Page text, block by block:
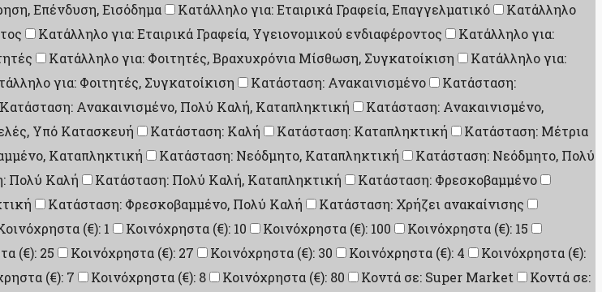
Επένδυση, Εισόδημα Κατάλληλο για: Εταιρικά Γραφεία, Επαγγελματικό
Κατάλληλο
Κατάλληλο για: Εταιρικά Γραφεία, Υγειονομικού ενδιαφέροντος
Κατάλληλο για:
Κατάλληλο για: Φοιτητές, Βραχυχρόνια Μίσθωση, Συγκατοίκιση
Κατάλληλο για:
για: Φοιτητές, Συγκατοίκιση Κατάσταση: Ανακαινισμένο
Κατάσταση:
Κατάσταση: Ανακαινισμένο, Πολύ Καλή, Καταπληκτική
Κατάσταση: Ανακαινισμένο,
Υπό Κατασκευή Κατάσταση: Καλή Κατάσταση: Καταπληκτική
Κατάσταση: Μέτρια
Καταπληκτική Κατάσταση: Νεόδμητο, Καταπληκτική
Κατάσταση: Νεόδμητο, Πολύ
Πολύ Καλή Κατάσταση: Πολύ Καλή, Καταπληκτική
Κατάσταση: Φρεσκοβαμμένο
Κατάσταση: Φρεσκοβαμμένο, Πολύ Καλή
Κατάσταση: Χρήζει ανακαίνισης
(€): 1 Κοινόχρηστα (€): 10 Κοινόχρηστα (€): 100
Κοινόχρηστα (€): 15
(€): 25 Κοινόχρηστα (€): 27 Κοινόχρηστα (€): 30 Κοινόχρηστα (€): 4
Κοινόχρηστα (€):
(€): 7 Κοινόχρηστα (€): 8 Κοινόχρηστα (€): 80 Κοντά σε: Super Market
Κοντά σε: